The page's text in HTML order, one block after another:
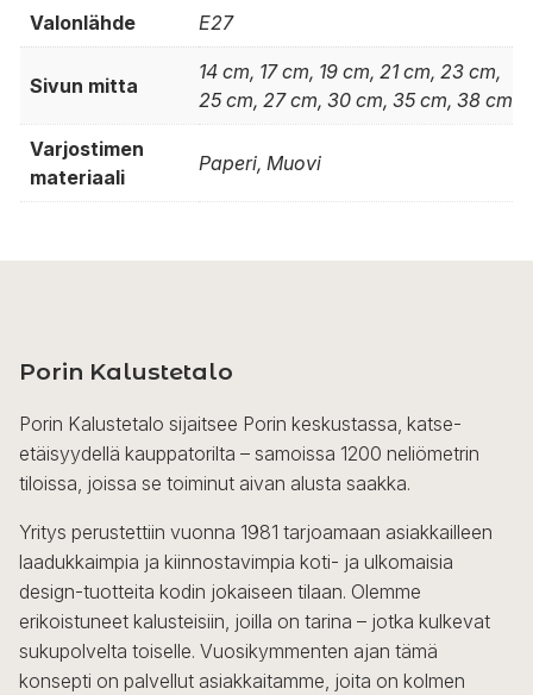
Valonlähde E27
Sivun mitta
14 cm, 17 cm, 19 cm, 21 cm, 23 cm,
25 cm, 27 cm, 30 cm, 35 cm, 38 cm
Varjostimen
materiaali
Paperi, Muovi
Porin Kalustetalo
Porin Kalustetalo sijaitsee Porin keskustassa, katse-
etäisyydellä kauppatorilta – samoissa 1200 neliömetrin
tiloissa, joissa se toiminut aivan alusta saakka.
Yritys perustettiin vuonna 1981 tarjoamaan asiakkailleen
laadukkaimpia ja kiinnostavimpia koti- ja ulkomaisia
design-tuotteita kodin jokaiseen tilaan. Olemme
erikoistuneet kalusteisiin, joilla on tarina – jotka kulkevat
sukupolvelta toiselle. Vuosikymmenten ajan tämä
konsepti on palvellut asiakkaitamme, joita on kolmen